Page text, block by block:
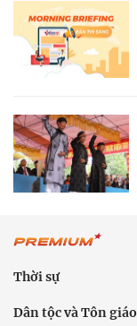
Thời sự
Dân tộc và Tôn giáo